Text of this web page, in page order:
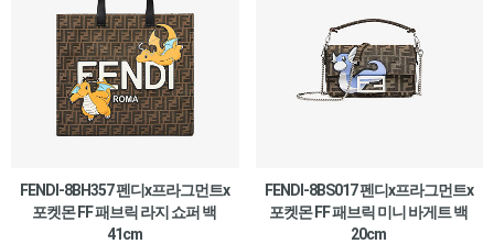
FENDI-8BH357 펜디x프라그먼트x
포켓몬 FF 패브릭 라지 쇼퍼 백
41cm
FENDI-8BS017 펜디x프라그먼트x
포켓몬 FF 패브릭 미니 바게트 백
20cm